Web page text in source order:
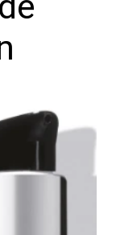
op.
hals en